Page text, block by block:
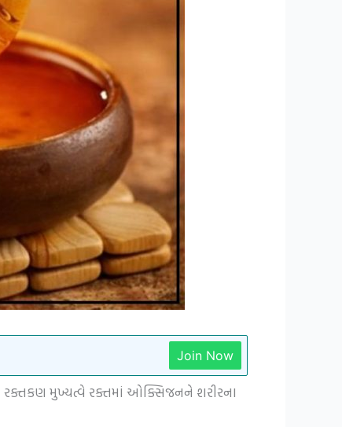
Join Now
રક્તકણ મુખ્યત્વે રક્તમાં ઓક્સિજનને શરીરના